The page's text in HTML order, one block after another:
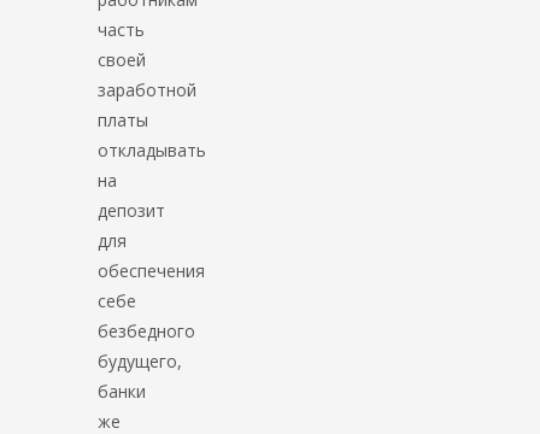
часть
своей
заработной
платы
откладывать
на
депозит
для
обеспечения
себе
безбедного
будущего,
банки
же